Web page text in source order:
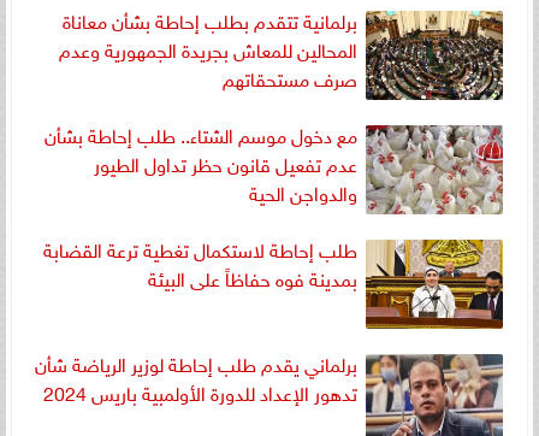
برلمانية تتقدم بطلب إحاطة بشأن معاناة
المحالين للمعاش بجريدة الجمهورية وعدم
صرف مستحقاتهم
مع دخول موسم الشتاء.. طلب إحاطة بشأن
عدم تفعيل قانون حظر تداول الطيور
والدواجن الحية
طلب إحاطة لاستكمال تغطية ترعة القضابة
بمدينة فوه حفاظاً على البيئة
برلماني يقدم طلب إحاطة لوزير الرياضة شأن
تدهور الإعداد للدورة الأولمبية باريس 2024